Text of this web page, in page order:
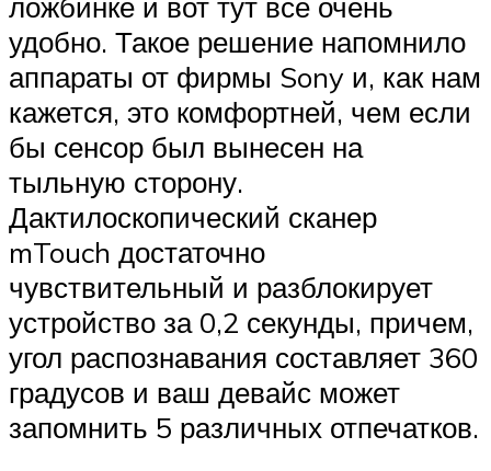
удобно. Такое решение напомнило
аппараты от фирмы Sony и, как нам
кажется, это комфортней, чем если
бы сенсор был вынесен на
тыльную сторону.
Дактилоскопический сканер
mTouch достаточно
чувствительный и разблокирует
устройство за 0,2 секунды, причем,
угол распознавания составляет 360
градусов и ваш девайс может
запомнить 5 различных отпечатков.